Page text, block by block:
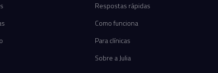
Respostas rápidas
Como funciona
Para clínicas
Sobre a Julia